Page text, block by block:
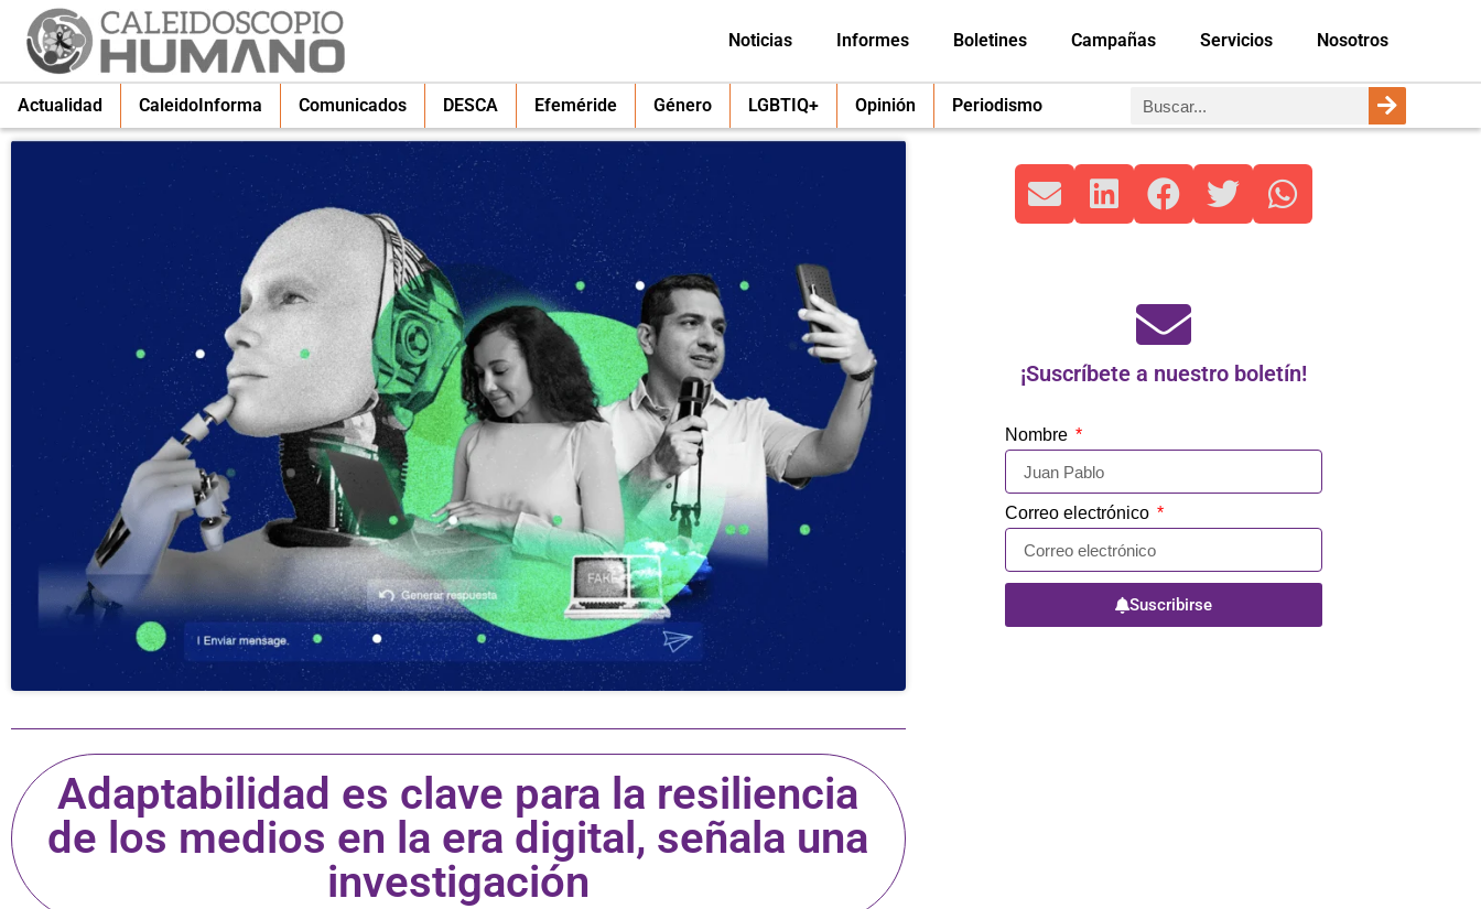
Noticias Informes Boletines Campañas Servicios Nosotros
Actualidad CaleidoInforma Comunicados DESCA Efeméride Género LGBTIQ+ Opinión Periodismo
Adaptabilidad es clave para la resiliencia
de los medios en la era digital, señala una
investigación
¡Suscríbete a nuestro boletín!
Nombre
Correo electrónico
Suscribirse